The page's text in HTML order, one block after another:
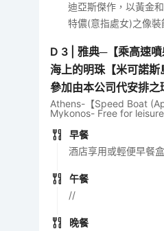
迪亞斯傑作，以黃金
特儂(意指處女)之像裝
D 3 |雅典─【乘高速
海上的明珠【米可諾
參加由本公司代安排之
Athens-【Speed Boat
Mykonos- Free for leisure
早餐
酒店享用或輕便早餐盒
午餐
//
晚餐